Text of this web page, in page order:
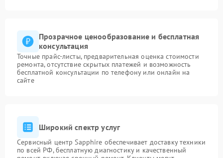
Прозрачное ценообразование и бесплатная
консультация
Точные прайс-листы, предварительная оценка стоимости
ремонта, отсутствие скрытых платежей и возможность
бесплатной консультации по телефону или онлайн на
сайте
Широкий спектр услуг
Сервисный центр Sapphire обеспечивает доставку техники
по всей РФ, бесплатную диагностику и качественный